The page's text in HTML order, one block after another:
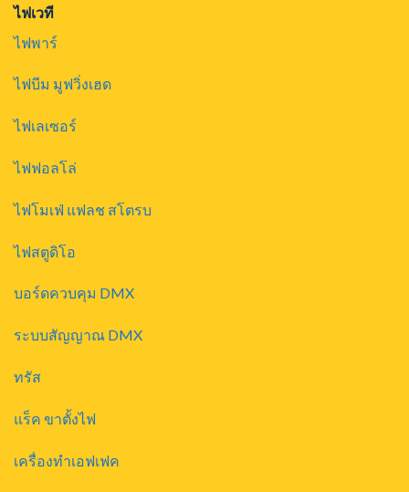
ไฟเวที
ไฟพาร์
ไฟบีม มูฟวิ่งเฮด
ไฟเลเซอร์
ไฟฟอลโล่
ไฟโมเฟ่ แฟลช สโตรบ
ไฟสตูดิโอ
บอร์ดควบคุม DMX
ระบบสัญญาณ DMX
ทรัส
แร็ค ขาตั้งไฟ
เครื่องทำเอฟเฟค